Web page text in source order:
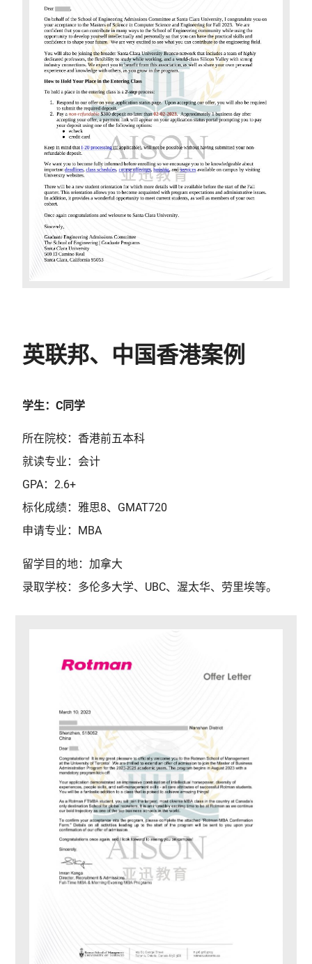
英联邦、中国香港案例
学生：C同学
所在院校：香港前五本科
就读专业：会计
GPA：2.6+
标化成绩：雅思8、GMAT720
申请专业：MBA
留学目的地：加拿大
录取学校：多伦多大学、UBC、渥太华、劳里埃等。